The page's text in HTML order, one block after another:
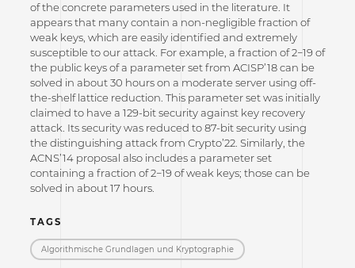
of the concrete parameters used in the literature. It
appears that many contain a non-negligible fraction of
weak keys, which are easily identified and extremely
susceptible to our attack. For example, a fraction of 2−19 of
the public keys of a parameter set from ACISP’18 can be
solved in about 30 hours on a moderate server using off-
the-shelf lattice reduction. This parameter set was initially
claimed to have a 129-bit security against key recovery
attack. Its security was reduced to 87-bit security using
the distinguishing attack from Crypto’22. Similarly, the
ACNS’14 proposal also includes a parameter set
containing a fraction of 2−19 of weak keys; those can be
solved in about 17 hours.
TAGS
Algorithmische Grundlagen und Kryptographie